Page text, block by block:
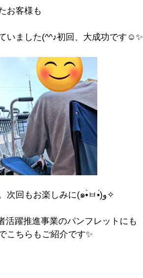
お客様も
いました(^^♪初回、大成功です☺✨
麻姑の小町伊島の「ハタラク」報告。次回もお楽しみに(๑•̀ㅂ•́)و✧
活躍推進事業のパンフレットにも
こちらもご紹介です✨